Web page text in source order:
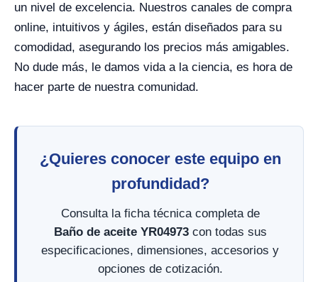
un nivel de excelencia. Nuestros canales de compra
online, intuitivos y ágiles, están diseñados para su
comodidad, asegurando los precios más amigables.
No dude más, le damos vida a la ciencia, es hora de
hacer parte de nuestra comunidad.
¿Quieres conocer este equipo en
profundidad?
Consulta la ficha técnica completa de
Baño de aceite YR04973con todas sus
especificaciones, dimensiones, accesorios y
opciones de cotización.